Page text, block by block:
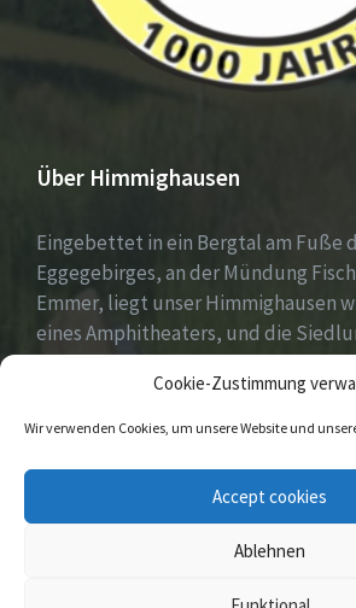
Cookie-Zustimmung
Wir verwenden Cookies, um unsere Website und
Accept cookies
Ablehnen
Über Himmighausen
Eingebettet in ein Bergtal am Fuße
Eggegebirges, an der Mündung
Emmer, liegt unser Himmighausen
eines Amphitheaters, und die
sich an die umgebenden, seit
Mischwäldern bepflanzten Berge.
FacebookInstagram